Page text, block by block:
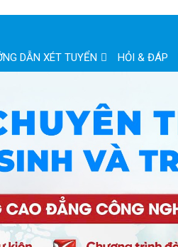
DẪN XÉT TUYỂN HỎI & ĐÁP